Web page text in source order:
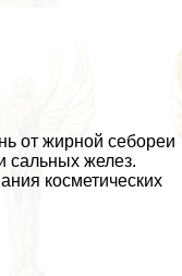
от жирной себореи
сальных желез.
косметических